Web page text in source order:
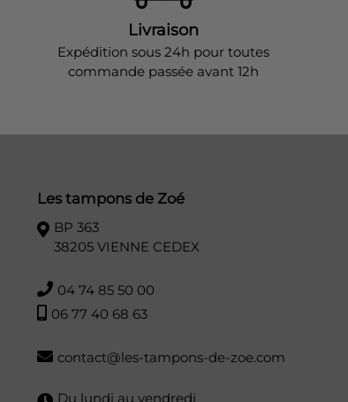
Livraison
Expédition sous 24h pour toutes
commande passée avant 12h
Les tampons de Zoé
BP 363
38205 VIENNE CEDEX
04 74 85 50 00
06 77 40 68 63
contact@les-tampons-de-zoe.com
Du lundi au vendredi